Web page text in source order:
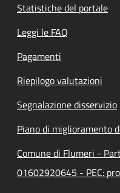
Statistiche del portale
Leggi le FAQ
Pagamenti
Riepilogo valutazioni
Segnalazione disservizio
Piano di miglioramento
Comune di Flumeri -
01602920645 - PEC: